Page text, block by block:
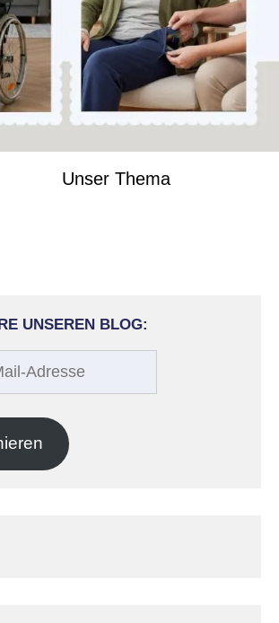
Unser Thema
UNSEREN BLOG: